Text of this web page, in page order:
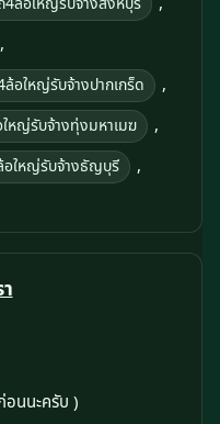
,
ล้อใหญ่รับจ้างปากเกร็ด ,
หญ่รับจ้างทุ่งมหาเมฆ ,
อใหญ่รับจ้างธัญบุรี ,
อนนะครับ )